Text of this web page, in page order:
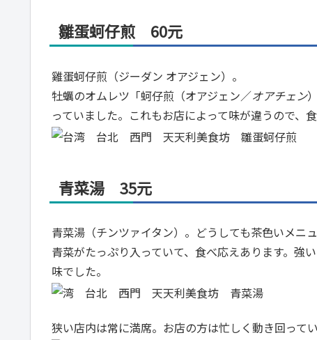
雛蛋蚵仔煎 60元
雞蛋蚵仔煎（ジーダン オアジェン）。
牡蠣のオムレツ「蚵仔煎（オアジェン／オアチェン
っていました。これもお店によって味が違うので、
青菜湯 35元
青菜湯（チンツァイタン）。どうしても茶色いメニ
青菜がたっぷり入っていて、食べ応えあります。強
味でした。
狭い店内は常に満席。お店の方は忙しく動き回ってい